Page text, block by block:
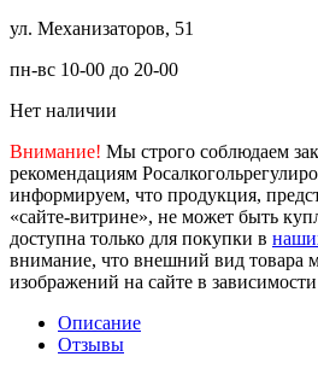
ул. Механизаторов, 51
пн-вс 10-00 до 20-00
Нет наличии
Внимание! Мы строго соблюдаем
рекомендациям
информируем, что продукция,
«сайте-витрине», не может быть
доступна только для покупки в
внимание, что внешний вид товара
изображений на сайте в
Описание
Отзывы